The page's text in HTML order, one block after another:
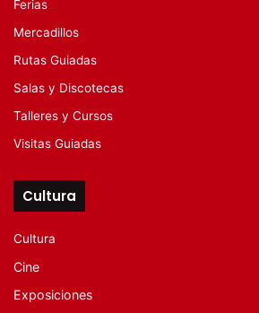
Ferias
Mercadillos
Rutas Guiadas
Salas y Discotecas
Talleres y Cursos
Visitas Guiadas
Cultura
Cultura
Cine
Exposiciones